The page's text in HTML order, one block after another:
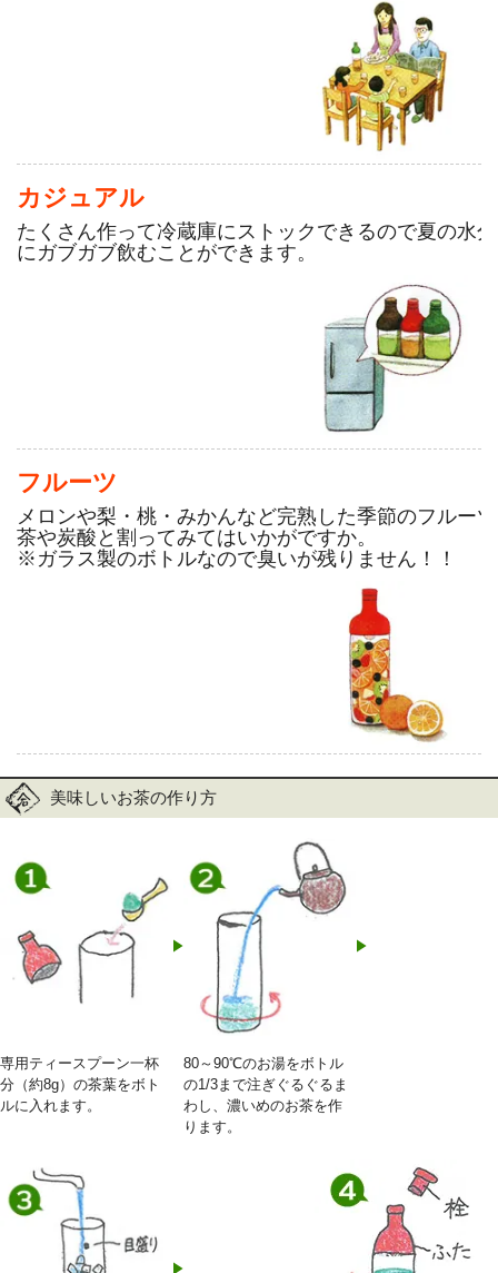
カジュアル
たくさん作って冷蔵庫にストックできるので夏の水
にガブガブ飲むことができます。
フルーツ
メロンや梨・桃・みかんなど完熟した季節のフルー
茶や炭酸と割ってみてはいかがですか。
※ガラス製のボトルなので臭いが残りません！！
美味しいお茶の作り方
専用ティースプーン一杯
分（約8g）の茶葉をボト
ルに入れます。
80～90℃のお湯をボトル
の1/3まで注ぎぐるぐるま
わし、濃いめのお茶を作
ります。